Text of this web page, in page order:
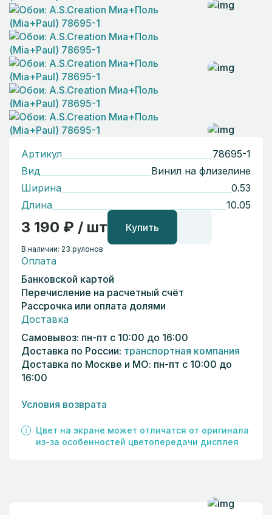
Артикул
78695-1
Вид
Винил на флизелине
Ширина
0.53
Длина
10.05
3 190 ₽ / шт Купить
В наличии: 23 рулонов
Оплата
Банковской картой
Перечисление на расчетный счёт
Рассрочка или оплата долями
Доставка
Самовывоз: пн-пт с 10:00 до 16:00
Доставка по России: транспортная компания
Доставка по Москве и МО: пн-пт с 10:00 до
16:00
Условия возврата
Цвет на экране может отличатся от оригинала
из-за особенностей цветопередачи дисплея